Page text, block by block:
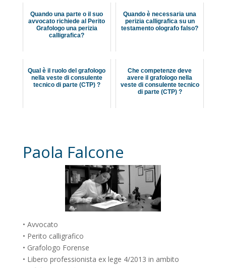
Quando una parte o il suo
avvocato richiede al Perito
Grafologo una perizia
calligrafica?
Quando è necessaria una
perizia calligrafica su un
testamento olografo falso?
Qual è il ruolo del grafologo
nella veste di consulente
tecnico di parte (CTP) ?
Che competenze deve
avere il grafologo nella
veste di consulente tecnico
di parte (CTP) ?
Paola Falcone
• Avvocato
• Perito calligrafico
• Grafologo Forense
• Libero professionista ex lege 4/2013 in ambito